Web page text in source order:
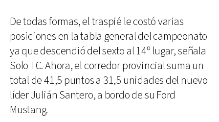
De todas formas, el traspié le costó varias
posiciones en la tabla general del campeonato
ya que descendió del sexto al 14º lugar, señala
Solo TC. Ahora, el corredor provincial suma un
total de 41,5 puntos a 31,5 unidades del nuevo
líder Julián Santero, a bordo de su Ford
Mustang.